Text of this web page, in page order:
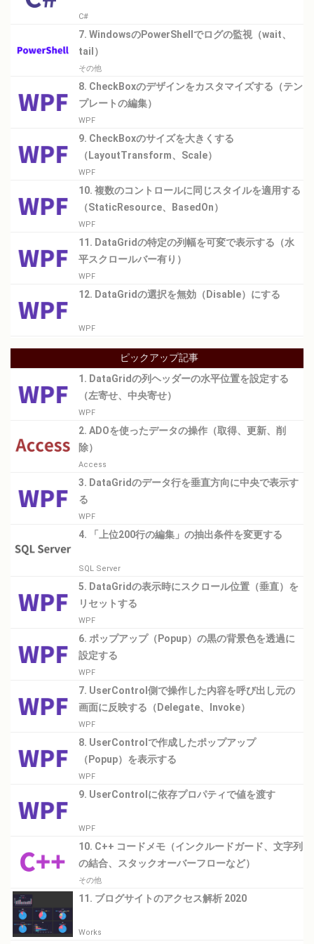
C#
7. WindowsのPowerShellでログの監視（wait、
tail）
その他
8. CheckBoxのデザインをカスタマイズする（テン
プレートの編集）
WPF
9. CheckBoxのサイズを大きくする
（LayoutTransform、Scale）
WPF
10. 複数のコントロールに同じスタイルを適用する
（StaticResource、BasedOn）
WPF
11. DataGridの特定の列幅を可変で表示する（水
平スクロールバー有り）
WPF
12. DataGridの選択を無効（Disable）にする
WPF
ピックアップ記事
1. DataGridの列ヘッダーの水平位置を設定する
（左寄せ、中央寄せ）
WPF
2. ADOを使ったデータの操作（取得、更新、削
除）
Access
3. DataGridのデータ行を垂直方向に中央で表示す
る
WPF
4. 「上位200行の編集」の抽出条件を変更する
SQL Server
5. DataGridの表示時にスクロール位置（垂直）を
リセットする
WPF
6. ポップアップ（Popup）の黒の背景色を透過に
設定する
WPF
7. UserControl側で操作した内容を呼び出し元の
画面に反映する（Delegate、Invoke）
WPF
8. UserControlで作成したポップアップ
（Popup）を表示する
WPF
9. UserControlに依存プロパティで値を渡す
WPF
10. C++ コードメモ（インクルードガード、文字列
の結合、スタックオーバーフローなど）
その他
11. ブログサイトのアクセス解析 2020
Works